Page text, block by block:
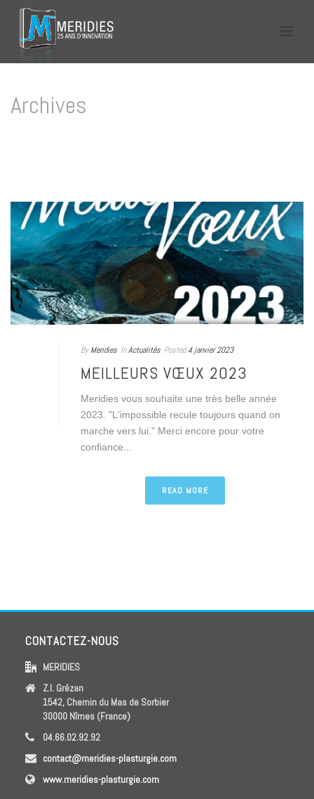
Archives
By Meridies InActualités Posted 4 janvier 2023
MEILLEURS VŒUX 2023
Meridies vous souhaite une très belle année
2023. "L'impossible recule toujours quand on
marche vers lui." Merci encore pour votre
confiance...
READ MORE
CONTACTEZ-NOUS
MERIDIES
Z.I. Grézan
1542, Chemin du Mas de Sorbier
30000 Nîmes (France)
04.66.02.92.92
contact@meridies-plasturgie.com
www.meridies-plasturgie.com